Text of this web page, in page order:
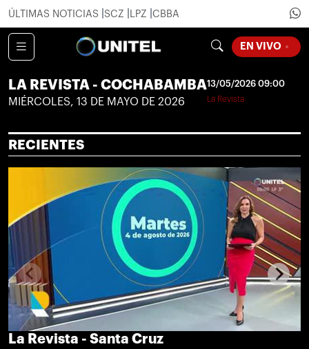
ÚLTIMAS NOTICIAS SCZ LPZ CBBA
EN VIVO
LA REVISTA - COCHABAMBA
MIÉRCOLES, 13 DE MAYO DE 2026
13/05/2026 09:00
La Revista
RECIENTES
La Revista - Santa Cruz